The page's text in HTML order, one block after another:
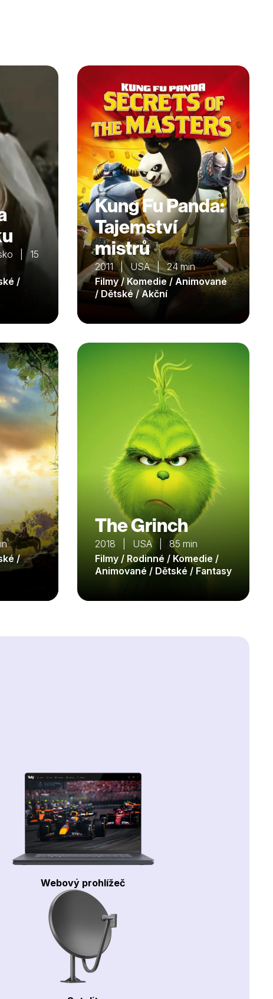
| 15
/
Kung Fu Panda:
Tajemství
mistrů
2011 | USA | 24 min
Filmy / Komedie / Animované
/ Dětské / Akční
/
The Grinch
2018 | USA | 85 min
Filmy / Rodinné / Komedie /
Animované / Dětské / Fantasy
Webový prohlížeč